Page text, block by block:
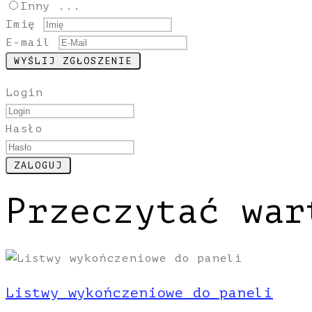
Inny ...
Imię
E-mail
Login
Hasło
Przeczytać
Listwy wykończeniowe do paneli